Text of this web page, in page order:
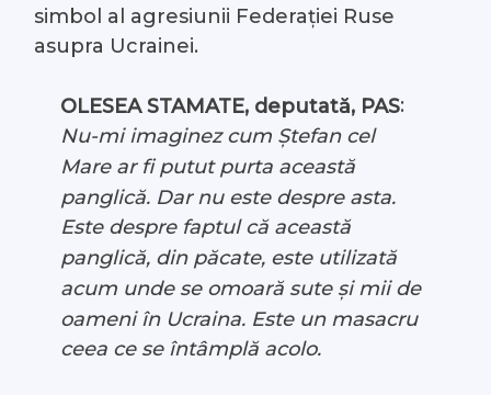
simbol al agresiunii Federației Ruse
asupra Ucrainei.
OLESEA STAMATE, deputată, PAS:
Nu-mi imaginez cum Ștefan cel
Mare ar fi putut purta această
panglică. Dar nu este despre asta.
Este despre faptul că această
panglică, din păcate, este utilizată
acum unde se omoară sute și mii de
oameni în Ucraina. Este un masacru
ceea ce se întâmplă acolo.